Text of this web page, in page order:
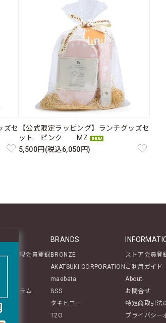
ズセ
【公式限定ラッピング】ランチグッズセ
ット ピンク MZ
5,500円(税込6,050円)
／新規会員登録
内
るコラム
BRANDS
BRONZE
AKATSUKI CORPORATION
maebata
BSS
タキヒヨー
T2O
ストア会員登
ご利用ガイド
About
お問合せ
特定商取引法
プライバシー